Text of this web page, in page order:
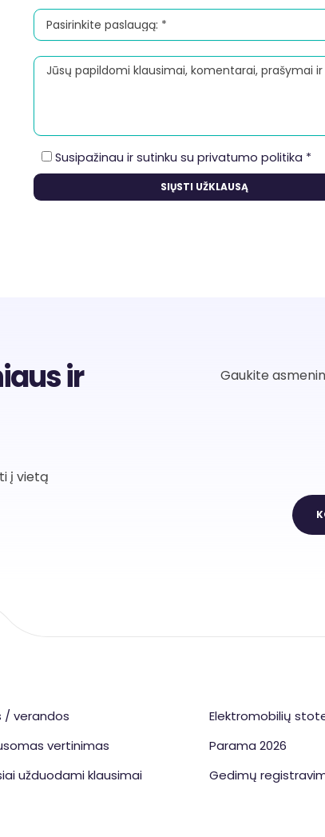
Susipažinau ir sutinku suprivatumo politika *
ir
į vietą
Gaukite
/ verandos
vertinimas
užduodami klausimai
Elektromobilių
Parama 2026
Gedimų